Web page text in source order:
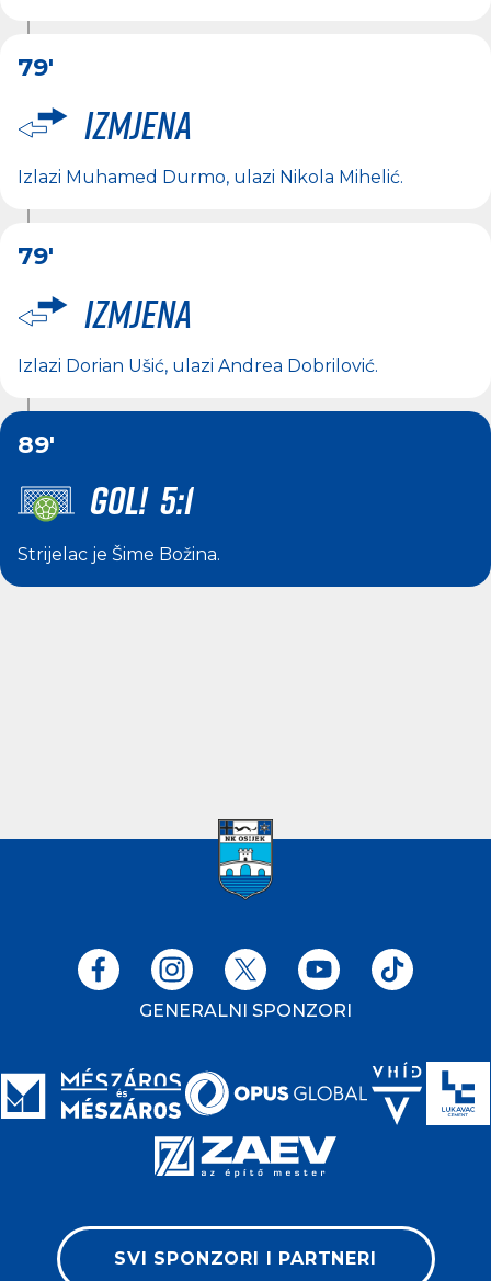
79'
Izmjena
Izlazi Muhamed Durmo, ulazi Nikola Mihelić.
79'
Izmjena
Izlazi Dorian Ušić, ulazi Andrea Dobrilović.
89'
GOL! 5:1
Strijelac je Šime Božina.
GENERALNI SPONZORI
SVI SPONZORI I PARTNERI